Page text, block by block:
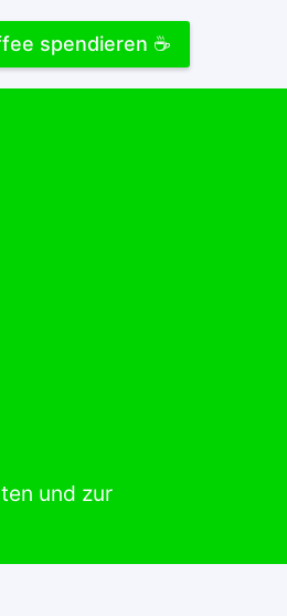
spendieren ☕
und zur